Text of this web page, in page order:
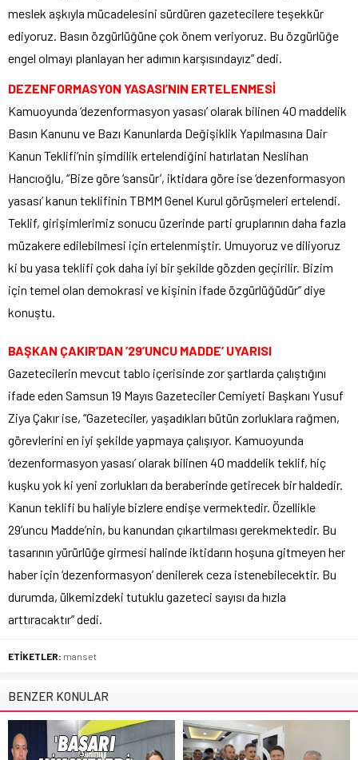
meslek aşkıyla mücadelesini sürdüren gazetecilere teşekkür
ediyoruz. Basın özgürlüğüne çok önem veriyoruz. Bu özgürlüğe
engel olmayı planlayan her adımın karşısındayız” dedi.
DEZENFORMASYON YASASI’NIN ERTELENMESİ
Kamuoyunda ‘dezenformasyon yasası’ olarak bilinen 40 maddelik
Basın Kanunu ve Bazı Kanunlarda Değişiklik Yapılmasına Dair
Kanun Teklifi’nin şimdilik ertelendiğini hatırlatan Neslihan
Hancıoğlu, “Bize göre ‘sansür’, iktidara göre ise ‘dezenformasyon
yasası’ kanun teklifinin TBMM Genel Kurul görüşmeleri ertelendi.
Teklif, girişimlerimiz sonucu üzerinde parti gruplarının daha fazla
müzakere edilebilmesi için ertelenmiştir. Umuyoruz ve diliyoruz
ki bu yasa teklifi çok daha iyi bir şekilde gözden geçirilir. Bizim
için temel olan demokrasi ve kişinin ifade özgürlüğüdür” diye
konuştu.
BAŞKAN ÇAKIR’DAN ’29’UNCU MADDE’ UYARISI
Gazetecilerin mevcut tablo içerisinde zor şartlarda çalıştığını
ifade eden Samsun 19 Mayıs Gazeteciler Cemiyeti Başkanı Yusuf
Ziya Çakır ise, “Gazeteciler, yaşadıkları bütün zorluklara rağmen,
görevlerini en iyi şekilde yapmaya çalışıyor. Kamuoyunda
‘dezenformasyon yasası’ olarak bilinen 40 maddelik teklif, hiç
kuşku yok ki yeni zorlukları da beraberinde getirecek bir haldedir.
Kanun teklifi bu haliyle bizlere endişe vermektedir. Özellikle
29’uncu Madde’nin, bu kanundan çıkartılması gerekmektedir. Bu
tasarının yürürlüğe girmesi halinde iktidarın hoşuna gitmeyen her
haber için ‘dezenformasyon’ denilerek ceza istenebilecektir. Bu
durumda, ülkemizdeki tutuklu gazeteci sayısı da hızla
arttıracaktır” dedi.
ETİKETLER: manset
BENZER KONULAR